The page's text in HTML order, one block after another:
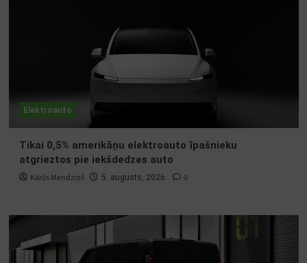
Elektroauto
Tikai 0,5% amerikāņu elektroauto īpašnieku
atgrieztos pie iekšdedzes auto
Kārlis Mendziņš 5. augusts, 2026. 0